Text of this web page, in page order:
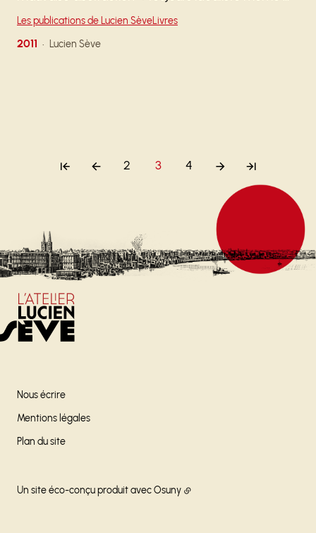
Les publications de Lucien SèveLivres
2011 Lucien Sève
2 3 4
Nous écrire
Mentions légales
Plan du site
Un site éco-conçu produit avecOsuny